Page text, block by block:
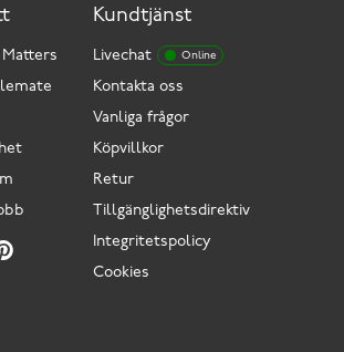
Kundtjänst
Livechat Online
Kontakta oss
Vanliga frågor
Köpvillkor
Retur
Tillgänglighetsdirektiv
Integritetspolicy
Cookies